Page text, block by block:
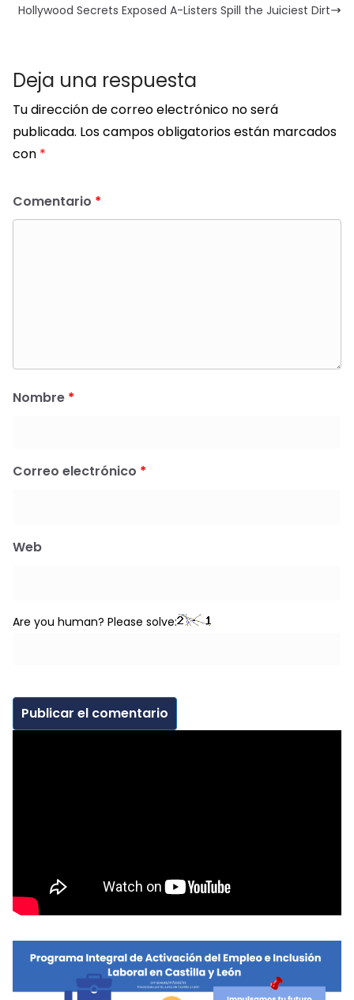
Hollywood Secrets Exposed A-Listers Spill the Juiciest Dirt
Deja una respuesta
Tu dirección de correo electrónico no será
publicada. Los campos obligatorios están marcados
con *
Comentario *
Nombre *
Correo electrónico *
Web
Are you human? Please solve: